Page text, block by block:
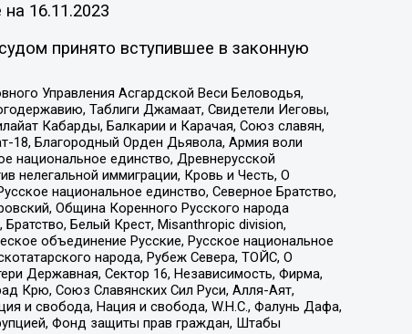
на 16.11.2023
принято вступившее в законную
Управления Асгардской Веси Беловодья,
Таблиги Джамаат, Свидетели Иеговы,
Кабарды, Балкарии и Карачая, Союз славян,
18, Благородный Орден Дьявола, Армия воли
национальное единство, Древнерусской
нелегальной иммиграции, Кровь и Честь, О
национальное единство, Северное Братство,
Община Коренного Русского народа
Белый Крест, Misanthropic division,
объединение Русские, Русское национальное
народа, Рубеж Севера, ТОЙС, О
Державная, Сектор 16, Независимость, Фирма,
Крю, Союз Славянских Сил Руси, Алля-Аят,
и свобода, Нация и свобода, W.H.С., Фалунь Дафа,
Фонд защиты прав граждан, Штабы